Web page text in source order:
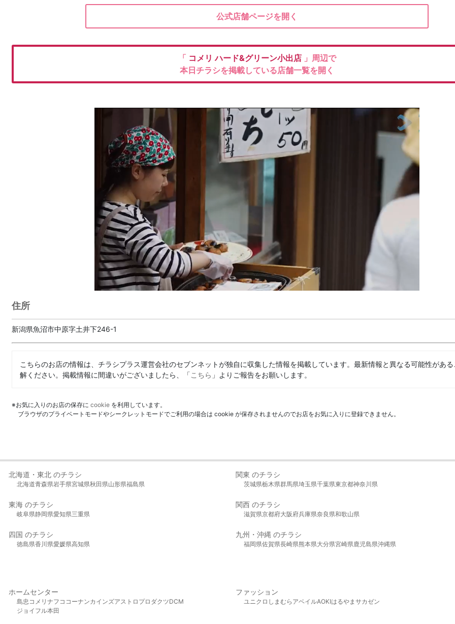
公式店舗ページを開く
「 コメリハード&グリーン小出店 」周辺で
本日チラシを掲載している店舗一覧を開く
住所
新潟県魚沼市中原字土井下246-1
こちらのお店の情報は、チラシプラス運営会社のセブンネットが独自に収集した情報を掲載しています。最新情報と異なる可能性があ
解ください。掲載情報に間違いがございましたら、「こちら 」よりご報告をお願いします。
※お気に入りのお店の保存に cookie を利用しています。
ブラウザのプライベートモードやシークレットモードでご利用の場合は cookie が保存されませんのでお店をお気に入りに登録できません。
北海道・東北 のチラシ
北海道青森県岩手県宮城県秋田県山形県福島県
関東 のチラシ
茨城県栃木県群馬県埼玉県千葉県東京都神奈川県
東海 のチラシ
岐阜県静岡県愛知県三重県
関西 のチラシ
滋賀県京都府大阪府兵庫県奈良県和歌山県
四国 のチラシ
徳島県香川県愛媛県高知県
九州・沖縄 のチラシ
福岡県佐賀県長崎県熊本県大分県宮崎県鹿児島県沖縄県
ホームセンター
島忠 コメリ ナフコ コーナンカインズアストロプロダクツDCM
ジョイフル本田
ファッション
ユニクロ しまむら アベイルAOKIはるやま サカゼン